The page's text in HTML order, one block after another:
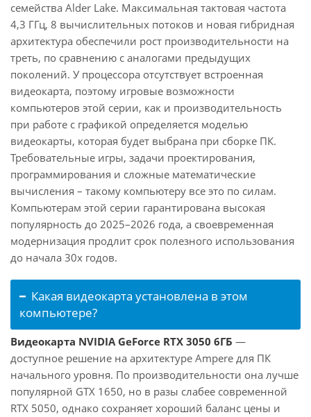
семейства Alder Lake. Максимальная тактовая частота
4,3 ГГц, 8 вычислительных потоков и новая гибридная
архитектура обеспечили рост производительности на
треть, по сравнению с аналогами предыдущих
поколений. У процессора отсутствует встроенная
видеокарта, поэтому игровые возможности
компьютеров этой серии, как и производительность
при работе с графикой определяется моделью
видеокарты, которая будет выбрана при сборке ПК.
Требовательные игры, задачи проектирования,
программирования и сложные математические
вычисления – такому компьютеру все это по силам.
Компьютерам этой серии гарантирована высокая
популярность до 2025–2026 года, а своевременная
модернизация продлит срок полезного использования
до начала 30х годов.
Какая видеокарта установлена в этом
компьютере?
Видеокарта NVIDIA GeForce RTX 3050 6ГБ —
доступное решение на архитектуре Ampere для ПК
начального уровня. По производительности она лучше
популярной GTX 1650, но в разы слабее современной
RTX 5050, однако сохраняет хороший баланс цены и